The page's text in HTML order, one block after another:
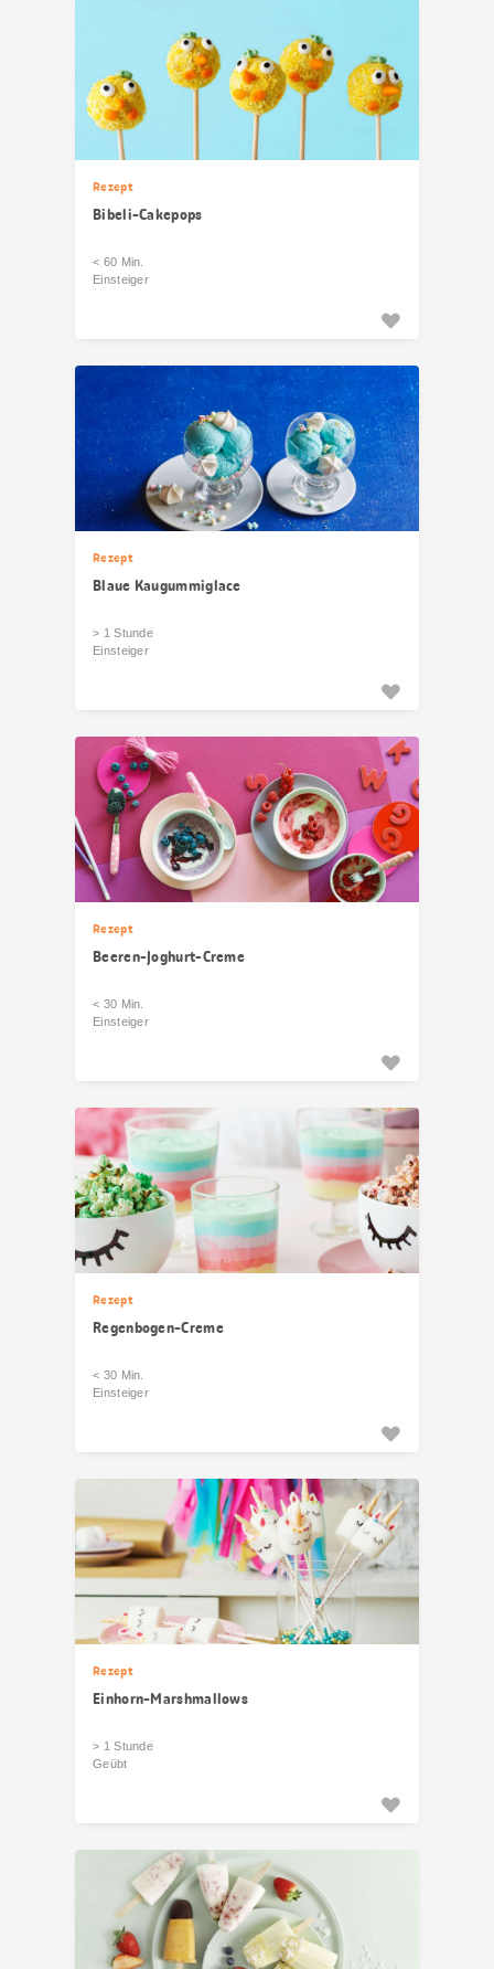
Rezept
Bibeli-Cakepops
< 60 Min.
Einsteiger
Rezept
Blaue Kaugummiglace
> 1 Stunde
Einsteiger
Rezept
Beeren-Joghurt-Creme
< 30 Min.
Einsteiger
Rezept
Regenbogen-Creme
< 30 Min.
Einsteiger
Rezept
Einhorn-Marshmallows
> 1 Stunde
Geübt